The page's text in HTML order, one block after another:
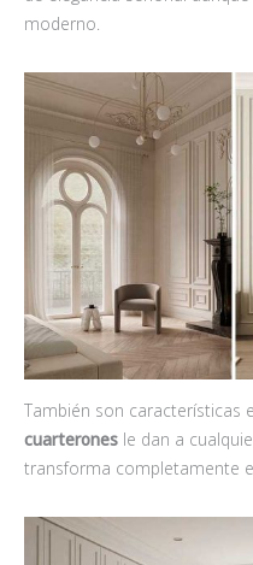
moderno.
También son características
cuarterones le dan a
transforma completamente